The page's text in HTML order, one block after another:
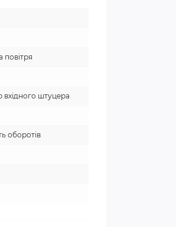
повітря
вхідного штуцера
оборотів